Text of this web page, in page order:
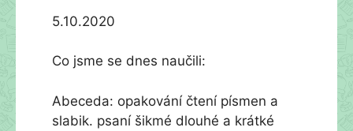
5.10.2020
Co jsme se dnes naučili:
Abeceda: opakování čtení písmen a
slabik. psaní šikmé dlouhé a krátké